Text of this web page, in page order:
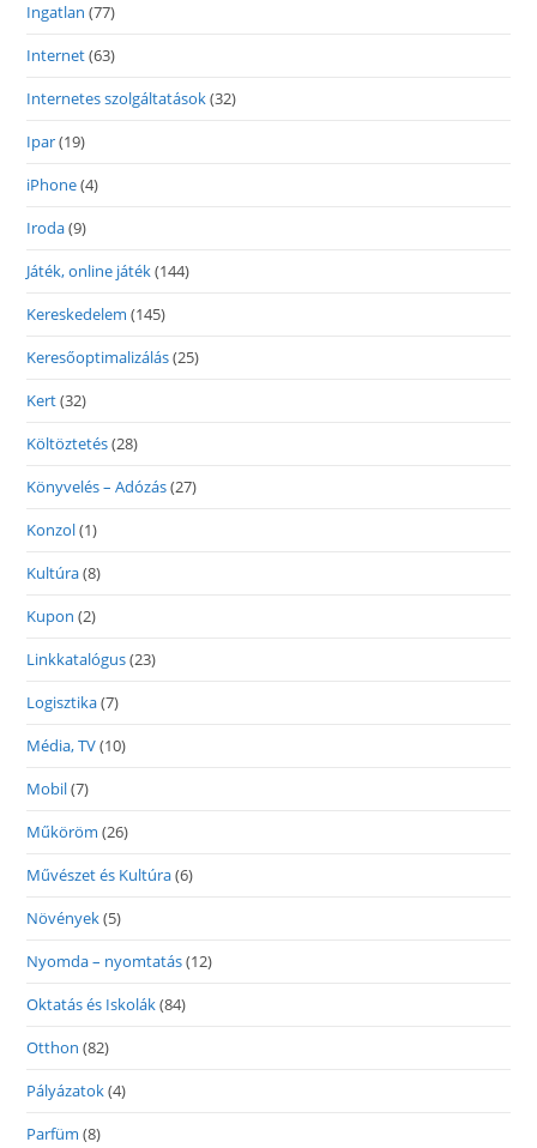
Ingatlan (77)
Internet(63)
Internetes szolgáltatások(32)
Ipar(19)
iPhone(4)
Iroda(9)
Játék, online játék(144)
Kereskedelem (145)
Keresőoptimalizálás(25)
Kert(32)
Költöztetés(28)
Könyvelés – Adózás(27)
Konzol(1)
Kultúra(8)
Kupon (2)
Linkkatalógus(23)
Logisztika(7)
Média, TV(10)
Mobil(7)
Műköröm (26)
Művészet és Kultúra(6)
Növények(5)
Nyomda – nyomtatás(12)
Oktatás és Iskolák(84)
Otthon (82)
Pályázatok(4)
Parfüm (8)